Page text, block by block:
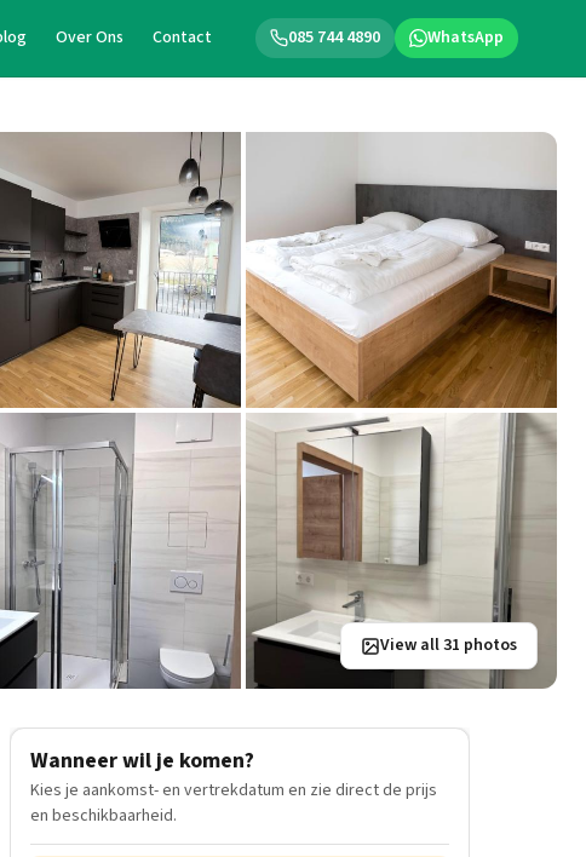
085 744 4890 WhatsApp
Over Ons Contact
View all 31 photos
Wanneer wil je komen?
Kies je aankomst- en vertrekdatum en zie direct de prijs
en beschikbaarheid.